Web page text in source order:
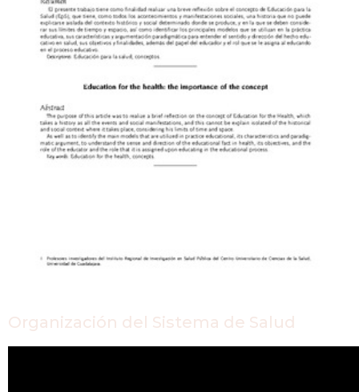
Organización del Sistema de Salud